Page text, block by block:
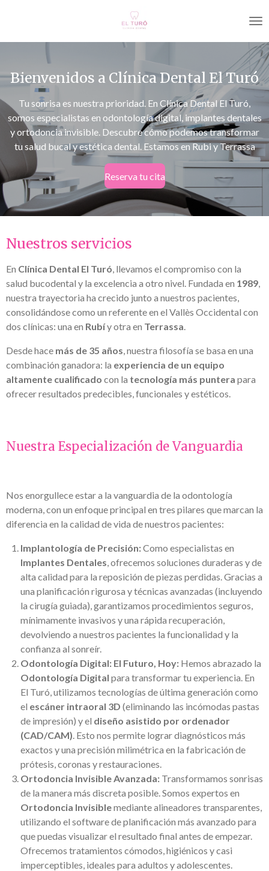
contenido
Bienvenidos a Clínica Dental El Turó
Tu sonrisa es nuestra prioridad. En Clínica Dental El Turó,
somos especialistas en odontología digital, implantes dentales
y ortodoncia invisible. Descubre cómo podemos transformar
tu salud bucal y estética dental. Estamos en Rubi y Terrassa
Reserva tu cita
Nuestros servicios
En Clínica Dental El Turó, llevamos el compromiso con la
salud bucodental y la excelencia a otro nivel. Fundada en 1989,
nuestra trayectoria ha crecido junto a nuestros pacientes,
consolidándose como un referente en el Vallès Occidental con
dos clínicas: una en Rubíy otra en Terrassa.
Desde hace más de 35 años, nuestra filosofía se basa en una
combinación ganadora: la experiencia de un equipo
altamente cualificado con la tecnología más puntera para
ofrecer resultados predecibles, funcionales y estéticos.
Nuestra Especialización de Vanguardia
Nos enorgullece estar a la vanguardia de la odontología
moderna, con un enfoque principal en tres pilares que marcan la
diferencia en la calidad de vida de nuestros pacientes:
Implantología de Precisión:Como especialistas en
Implantes Dentales, ofrecemos soluciones duraderas y de
alta calidad para la reposición de piezas perdidas. Gracias a
una planificación rigurosa y técnicas avanzadas (incluyendo
la cirugía guiada), garantizamos procedimientos seguros,
mínimamente invasivos y una rápida recuperación,
devolviendo a nuestros pacientes la funcionalidad y la
confianza al sonreír.
Odontología Digital: El Futuro, Hoy: Hemos abrazado la
Odontología Digital para transformar tu experiencia. En
El Turó, utilizamos tecnologías de última generación como
el escáner intraoral 3D (eliminando las incómodas pastas
de impresión) y el diseño asistido por ordenador
(CAD/CAM). Esto nos permite lograr diagnósticos más
exactos y una precisión milimétrica en la fabricación de
prótesis, coronas y restauraciones.
Ortodoncia Invisible Avanzada: Transformamos sonrisas
de la manera más discreta posible. Somos expertos en
Ortodoncia Invisiblemediante alineadores transparentes,
utilizando el software de planificación más avanzado para
que puedas visualizar el resultado final antes de empezar.
Ofrecemos tratamientos cómodos, higiénicos y casi
imperceptibles, ideales para adultos y adolescentes.